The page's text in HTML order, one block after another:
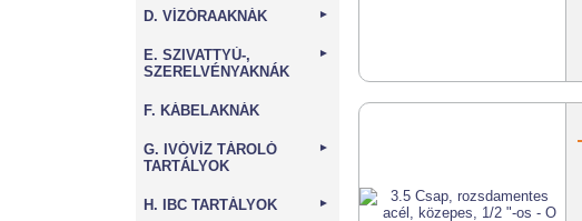
D. VÍZÓRAAKNÁK ►
E. SZIVATTYÚ-,
SZERELVÉNYAKNÁK
►
F. KÁBELAKNÁK
G. IVÓVÍZ TÁROLÓ
TARTÁLYOK
►
H. IBC TARTÁLYOK ►